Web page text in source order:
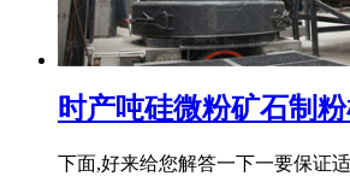
时产吨硅微粉矿石制粉
下面,好来给您解答一下一要保证